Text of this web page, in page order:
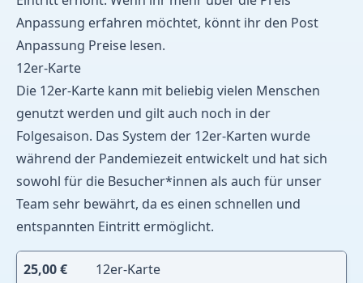
Anpassung erfahren möchtet, könnt ihr den Post
Anpassung Preise lesen.
12er-Karte
Die 12er-Karte kann mit beliebig vielen Menschen
genutzt werden und gilt auch noch in der
Folgesaison. Das System der 12er-Karten wurde
während der Pandemiezeit entwickelt und hat sich
sowohl für die Besucher*innen als auch für unser
Team sehr bewährt, da es einen schnellen und
entspannten Eintritt ermöglicht.
25,00€
12er-Karte